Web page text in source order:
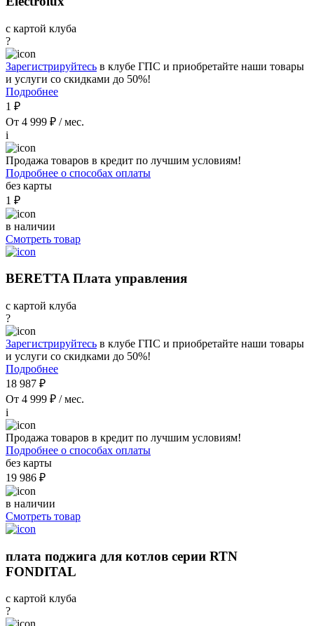
с картой клуба
?
Зарегистрируйтесь в клубе ГПС и приобретайте наши товары
и услуги со скидками до 50%!
Подробнее
1 ₽
От 4 999 ₽ / мес.
i
Продажа товаров в кредит по лучшим условиям!
Подробнее о способах оплаты
без карты
1 ₽
в наличии
Смотреть товар
BERETTA Плата управления
с картой клуба
?
Зарегистрируйтесь в клубе ГПС и приобретайте наши товары
и услуги со скидками до 50%!
Подробнее
18 987 ₽
От 4 999 ₽ / мес.
i
Продажа товаров в кредит по лучшим условиям!
Подробнее о способах оплаты
без карты
19 986 ₽
в наличии
Смотреть товар
плата поджига для котлов серии RTN
FONDITAL
с картой клуба
?